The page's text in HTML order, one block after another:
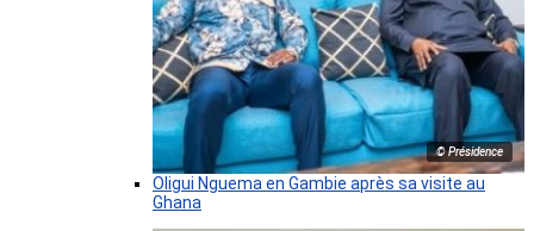
© Présidence
Oligui Nguema en Gambie après sa visite au
Ghana